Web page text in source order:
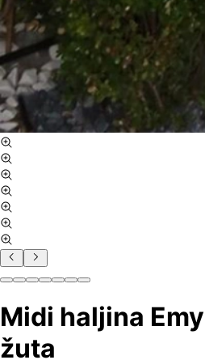
Midi haljina
žuta